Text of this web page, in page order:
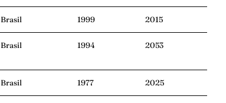
Brasil 1999 2015
Brasil 1994 2053
Brasil 1977 2025